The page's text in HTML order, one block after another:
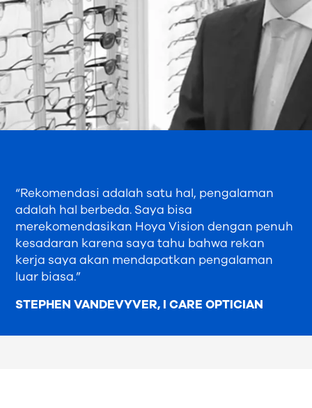
“Rekomendasi adalah satu hal, pengalaman
adalah hal berbeda. Saya bisa
merekomendasikan Hoya Vision dengan penuh
kesadaran karena saya tahu bahwa rekan
kerja saya akan mendapatkan pengalaman
luar biasa.”
STEPHEN VANDEVYVER, I CARE OPTICIAN